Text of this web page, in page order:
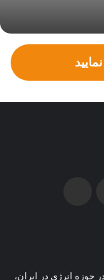
تولید کننده
انرژی در ایران،